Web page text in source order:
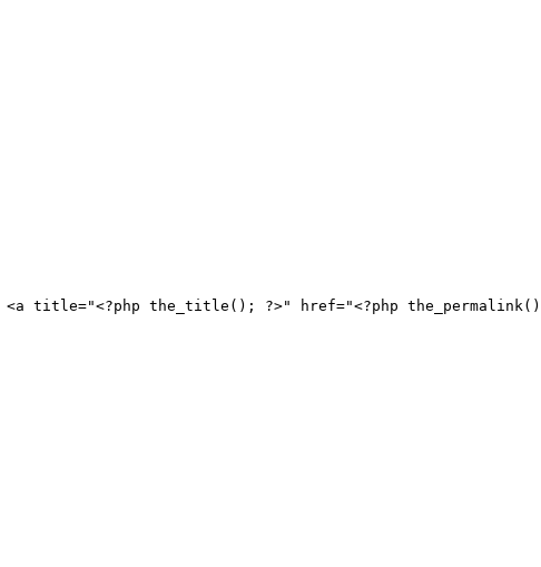
<a title="<?php the_title(); ?>" href="<?php the_permalink()